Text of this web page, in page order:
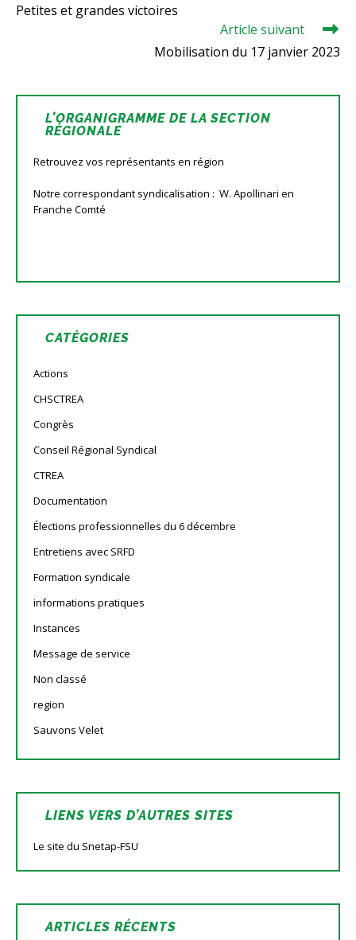
articles
Petites et grandes victoires
Article suivant
Mobilisation du 17 janvier 2023
L’ORGANIGRAMME DE LA SECTION
RÉGIONALE
Retrouvez vos représentants en région
Notre correspondant syndicalisation : W. Apollinari en
Franche Comté
CATÉGORIES
Actions
CHSCTREA
Congrès
Conseil Régional Syndical
CTREA
Documentation
Élections professionnelles du 6 décembre
Entretiens avec SRFD
Formation syndicale
informations pratiques
Instances
Message de service
Non classé
region
Sauvons Velet
LIENS VERS D’AUTRES SITES
Le site du Snetap-FSU
ARTICLES RÉCENTS